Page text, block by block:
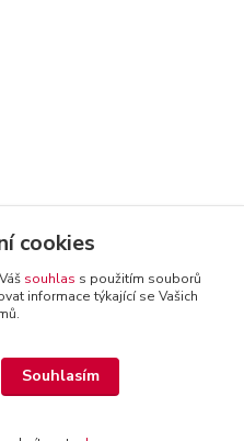
-Reklamační řád
cookies
souhlas s použitím souborů
informace týkající se Vašich
Souhlasím